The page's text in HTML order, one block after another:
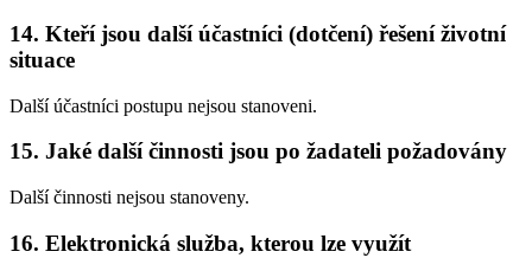
14. Kteří jsou další účastníci (dotčení) řešení životní
situace
Další účastníci postupu nejsou stanoveni.
15. Jaké další činnosti jsou po žadateli požadovány
Další činnosti nejsou stanoveny.
16. Elektronická služba, kterou lze využít